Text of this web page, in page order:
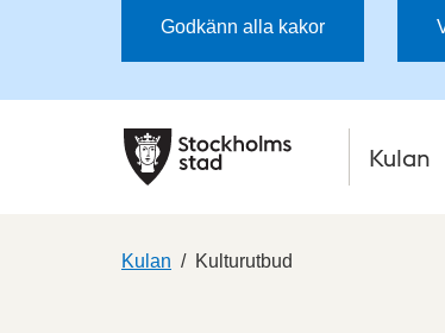
Godkänn alla kakor
Kulan
Kulan Kulturutbud